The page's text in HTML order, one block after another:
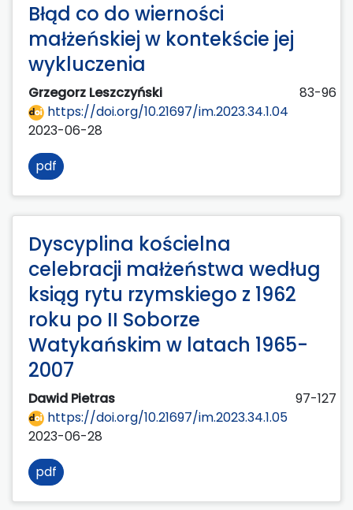
Błąd co do wierności
małżeńskiej w kontekście jej
wykluczenia
Grzegorz Leszczyński
83-96
https://doi.org/10.21697/im.2023.34.1.04
2023-06-28
pdf
Dyscyplina kościelna
celebracji małżeństwa według
ksiąg rytu rzymskiego z 1962
roku po II Soborze
Watykańskim w latach 1965-
2007
Dawid Pietras
97-127
https://doi.org/10.21697/im.2023.34.1.05
2023-06-28
pdf